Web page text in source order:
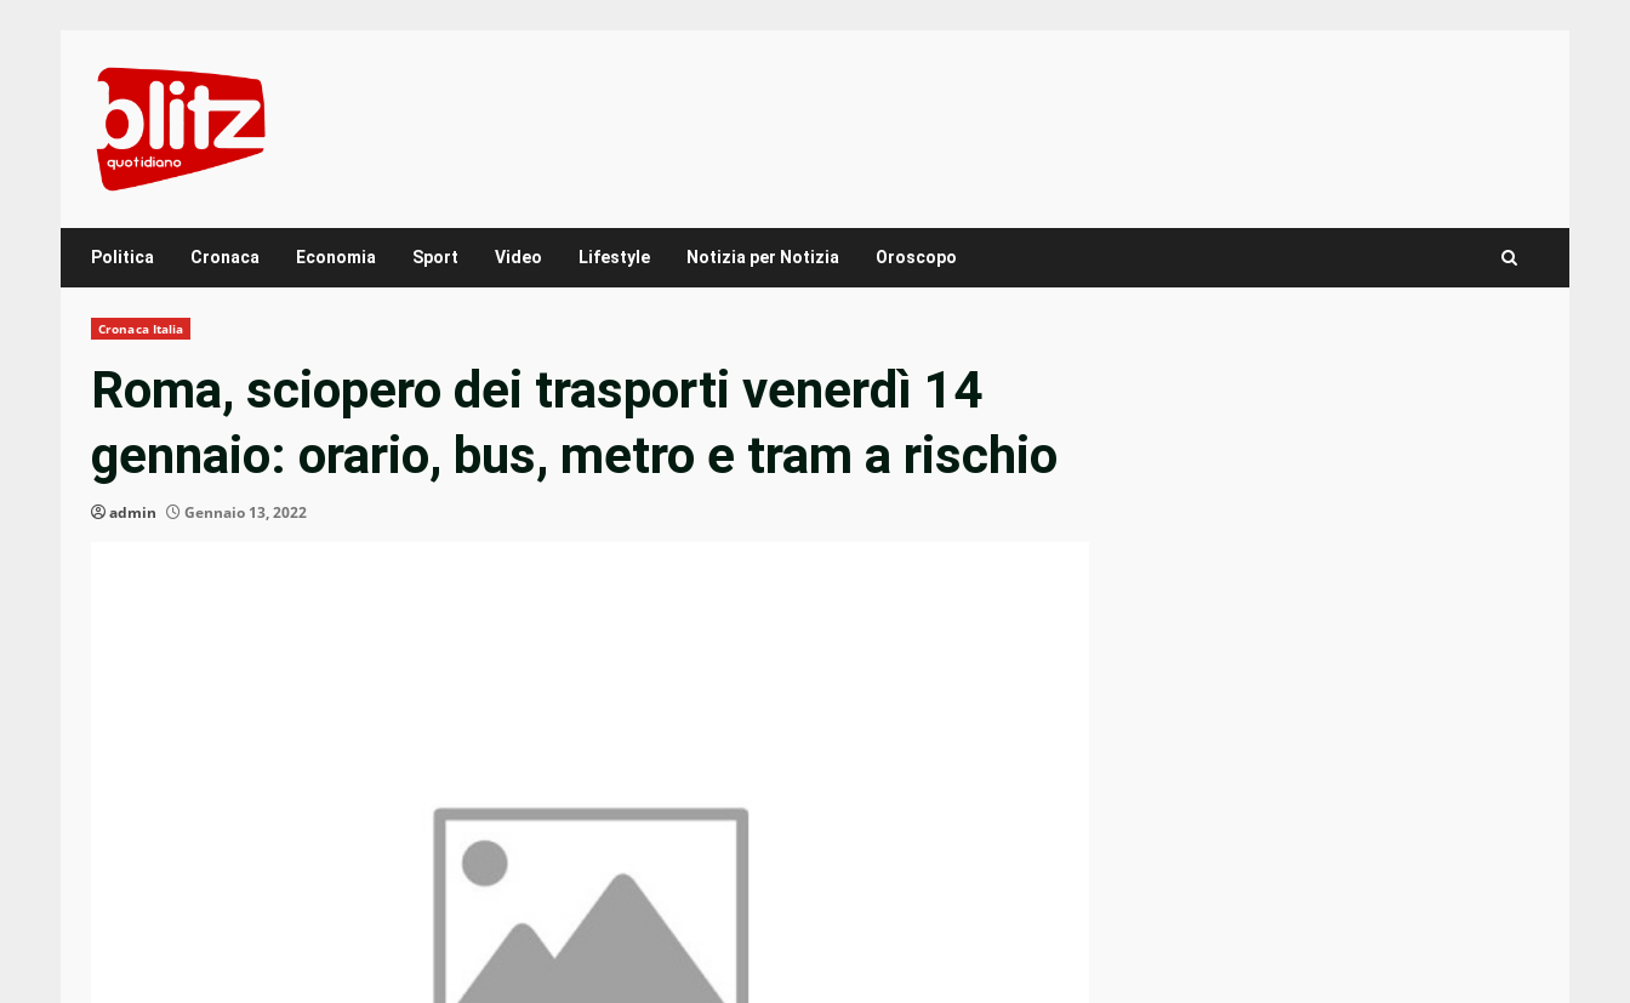
content
Politica Cronaca Economia Sport Video Lifestyle Notizia per Notizia Oroscopo
Cronaca Italia
Roma, sciopero dei trasporti venerdì 14
gennaio: orario, bus, metro e tram a rischio
admin Gennaio 13, 2022